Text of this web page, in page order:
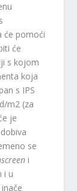
će pomoći
će
s kojom
koja
s IPS
m2 (za
je
se
i
i u